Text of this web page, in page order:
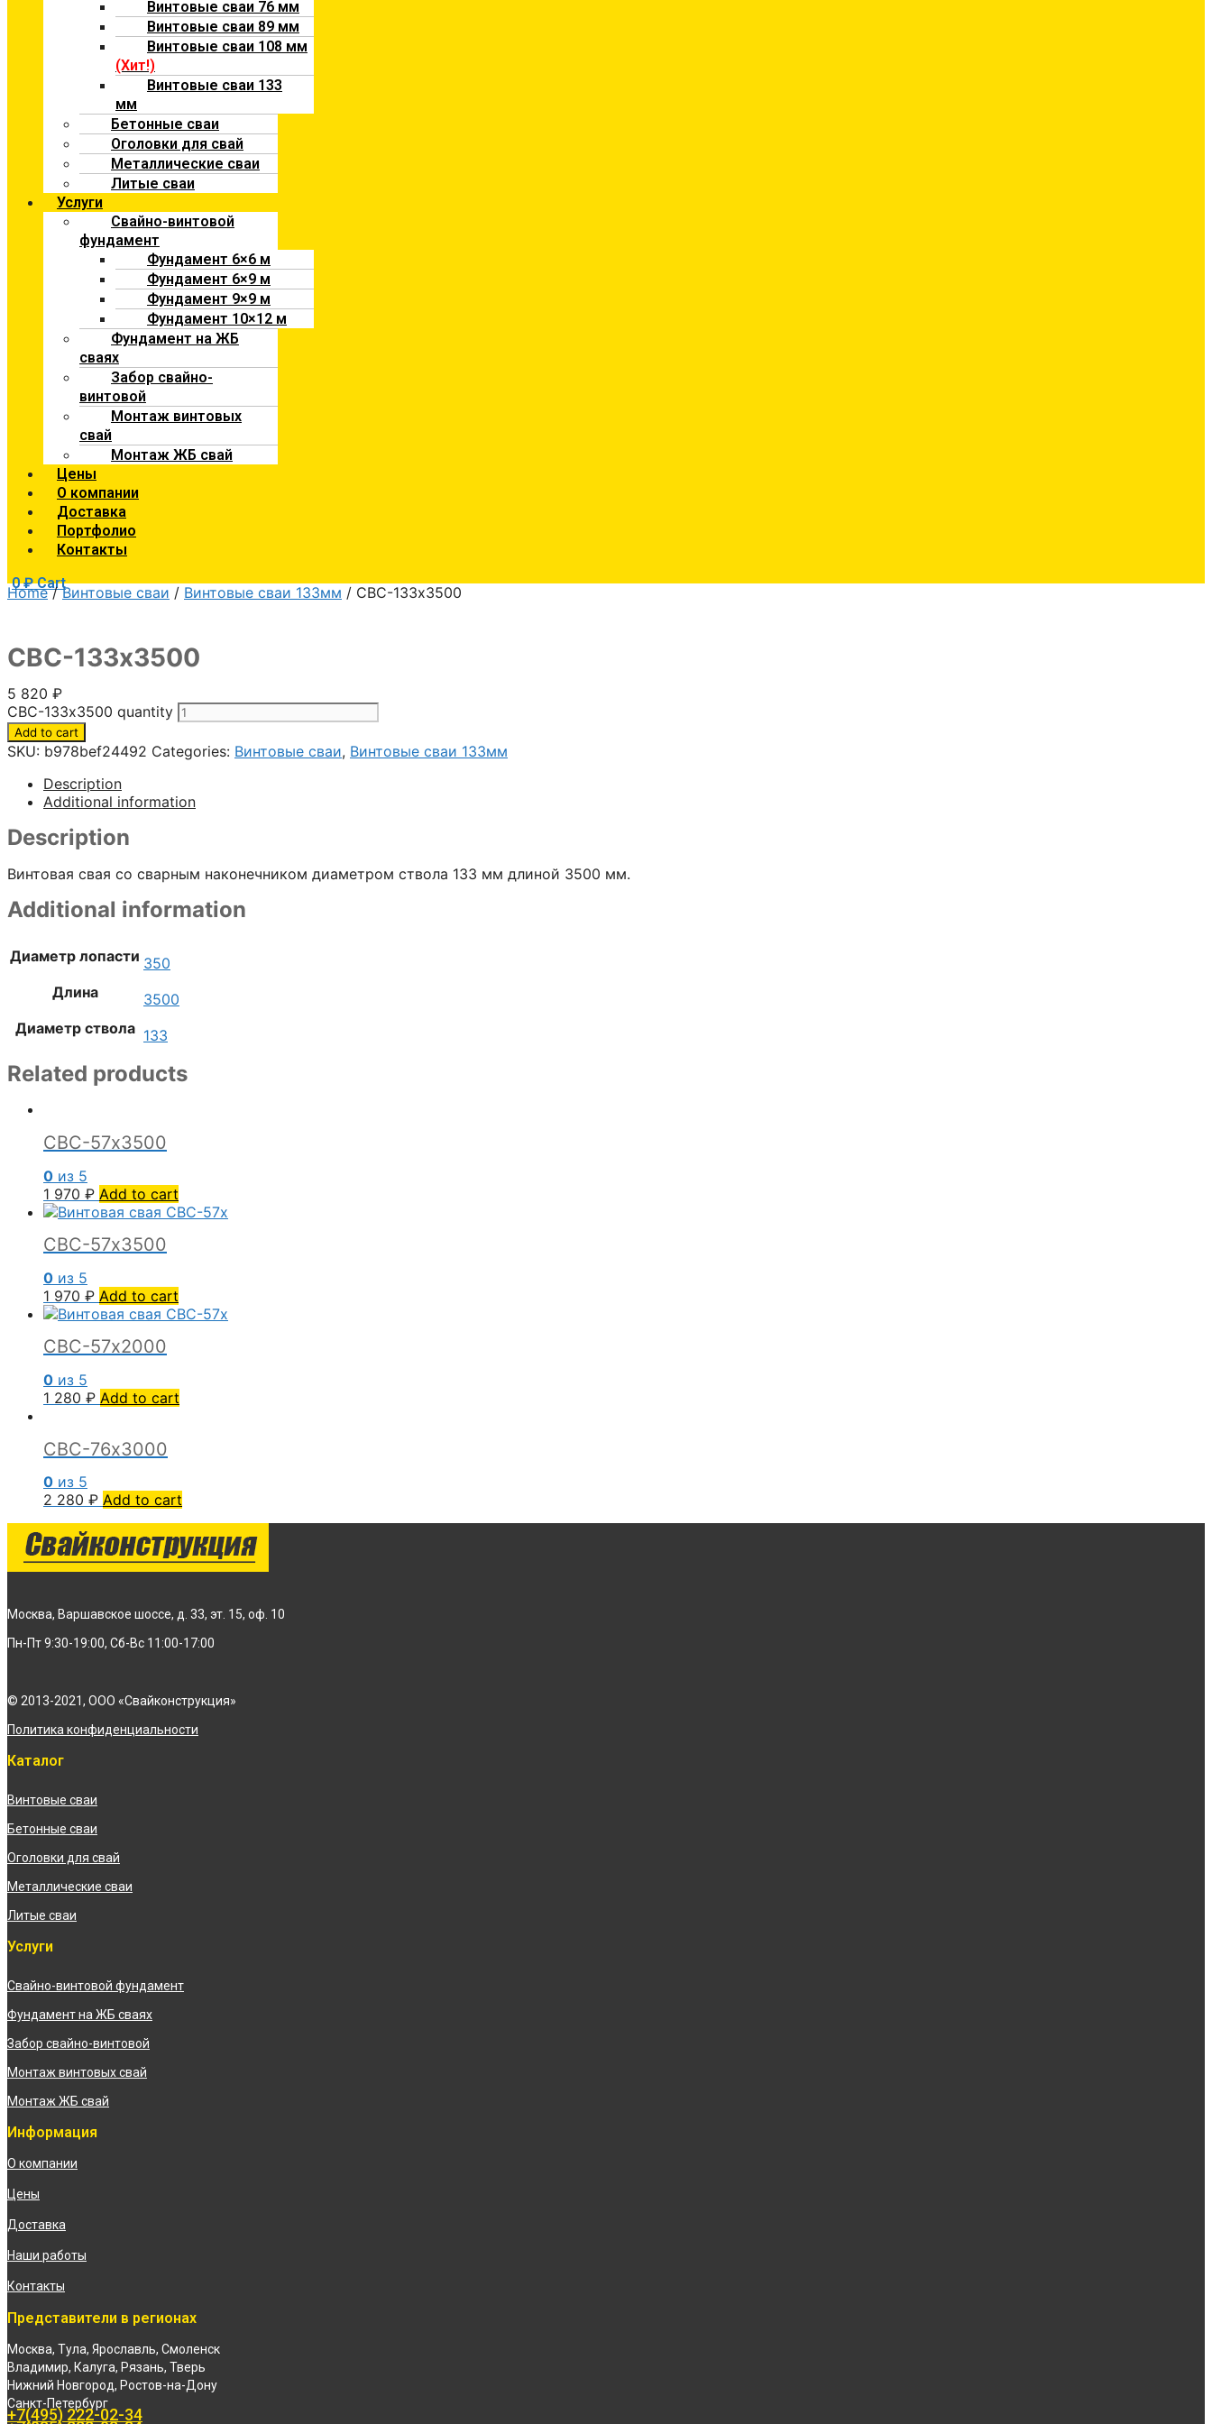
Винтовые сваи 76 мм
Винтовые сваи 89 мм
Винтовые сваи 108 мм
(Хит!)
Винтовые сваи 133
мм
Бетонные сваи
Оголовки для свай
Металлические сваи
Литые сваи
Услуги
Свайно-винтовой
фундамент
Фундамент 6×6 м
Фундамент 6×9 м
Фундамент 9×9 м
Фундамент 10×12 м
Фундамент на ЖБ
сваях
Забор свайно-
винтовой
Монтаж винтовых
свай
Монтаж ЖБ свай
Цены
О компании
Доставка
Портфолио
Контакты
0₽ Cart
Home/Винтовые сваи / Винтовые сваи 133мм / СВС-133х3500
СВС-133х3500
5 820 ₽
СВС-133х3500 quantity
Add to cart
SKU: b978bef24492 Categories: Винтовые сваи, Винтовые сваи 133мм
Description
Additional information
Description
Винтовая свая со сварным наконечником диаметром ствола 133 мм длиной 3500 мм.
Additional information
Диаметр лопасти 350
Длина
3500
Диаметр ствола 133
Related products
СВС-57х3500
0 из 5
1 970 ₽ Add to cart
СВС-57х3500
0 из 5
1 970 ₽ Add to cart
СВС-57х2000
0 из 5
1 280 ₽ Add to cart
СВС-76х3000
0 из 5
2 280 ₽ Add to cart
Москва, Варшавское шоссе, д. 33, эт. 15, оф. 10
Пн-Пт 9:30-19:00, Сб-Вс 11:00-17:00
© 2013-2021, ООО «Свайконструкция»
Политика конфиденциальности
Каталог
Винтовые сваи
Бетонные сваи
Оголовки для свай
Металлические сваи
Литые сваи
Услуги
Свайно-винтовой фундамент
Фундамент на ЖБ сваях
Забор свайно-винтовой
Монтаж винтовых свай
Монтаж ЖБ свай
Информация
О компании
Цены
Доставка
Наши работы
Контакты
Представители в регионах
Москва, Тула, Ярославль, Смоленск
Владимир, Калуга, Рязань, Тверь
Нижний Новгород, Ростов-на-Дону
Санкт-Петербург
+7(495) 222-02-34